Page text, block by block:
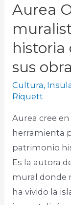
Aurea
historia
sus
Cultura,
Riquett
Aurea cree
herramienta
patrimonio
Es la autora
mural donde
ha vivido la